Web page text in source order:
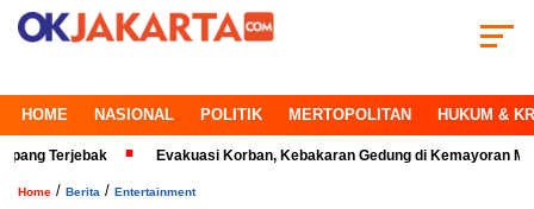
HOME NASIONAL POLITIK MERTOPOLITAN HUKUM &
Evakuasi Korban, Kebakaran Gedung di Kemayoran Makin Kritis
Home / Berita / Entertainment